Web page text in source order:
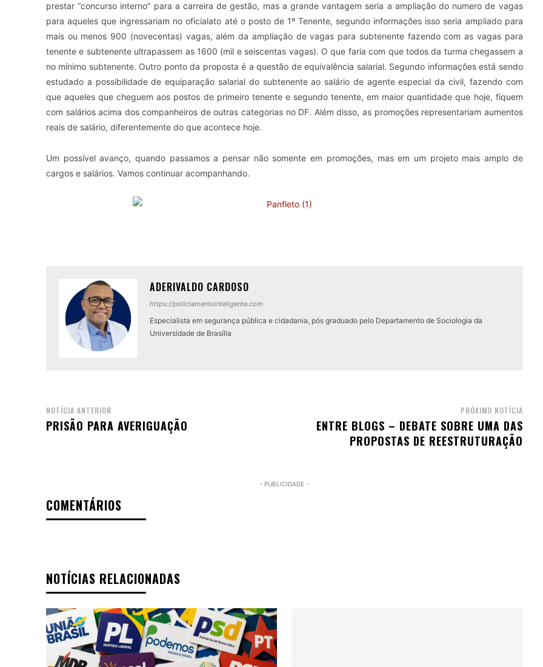
prestar “concurso interno” para a carreira de gestão, mas a grande vantagem seria a ampliação do numero de vagas
para aqueles que ingressariam no oficialato até o posto de 1º Tenente, segundo informações isso seria ampliado para
mais ou menos 900 (novecentas) vagas, além da ampliação de vagas para subtenente fazendo com as vagas para
tenente e subtenente ultrapassem as 1600 (mil e seiscentas vagas). O que faria com que todos da turma chegassem a
no mínimo subtenente. Outro ponto da proposta é a questão de equivalência salarial. Segundo informações está sendo
estudado a possibilidade de equiparação salarial do subtenente ao salário de agente especial da civil, fazendo com
que aqueles que cheguem aos postos de primeiro tenente e segundo tenente, em maior quantidade que hoje, fiquem
com salários acima dos companheiros de outras categorias no DF. Além disso, as promoções representariam aumentos
reais de salário, diferentemente do que acontece hoje.
Um possível avanço, quando passamos a pensar não somente em promoções, mas em um projeto mais amplo de
cargos e salários. Vamos continuar acompanhando.
ADERIVALDO CARDOSO
https://policiamentointeligente.com
Especialista em segurança pública e cidadania, pós graduado pelo Departamento de Sociologia da
Universidade de Brasília
NOTÍCIA ANTERIOR
PRISÃO PARA AVERIGUAÇÃO
PRÓXIMO NOTÍCIA
ENTRE BLOGS – DEBATE SOBRE UMA DAS
PROPOSTAS DE REESTRUTURAÇÃO
- PUBLICIDADE -
COMENTÁRIOS
NOTÍCIAS RELACIONADAS